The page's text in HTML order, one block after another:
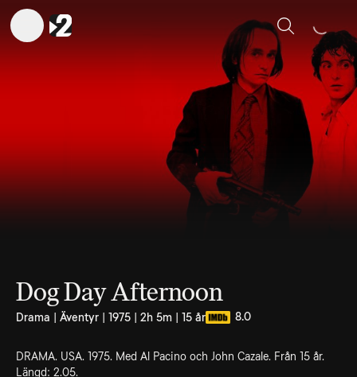
Sök
Dog Day Afternoon
Drama | Äventyr | 1975 | 2h 5m | 15 år 8.0
DRAMA. USA. 1975. Med Al Pacino och John Cazale. Från 15 år.
Längd: 2.05.